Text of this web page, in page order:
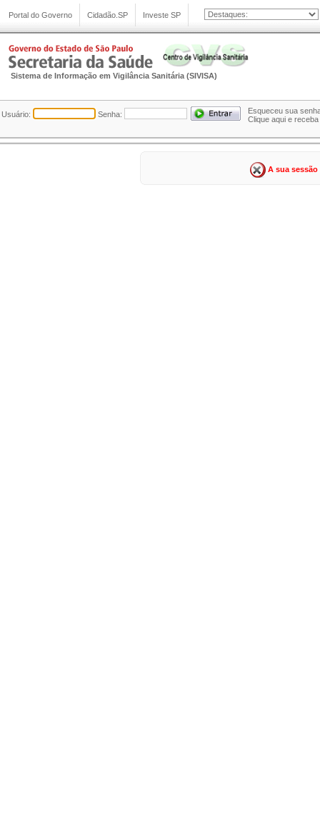
Sistema de Informação em Vigilância Sanitária (SIVISA)
Usuário: Senha:
Esqueceu sua
Clique aqui e
A sua